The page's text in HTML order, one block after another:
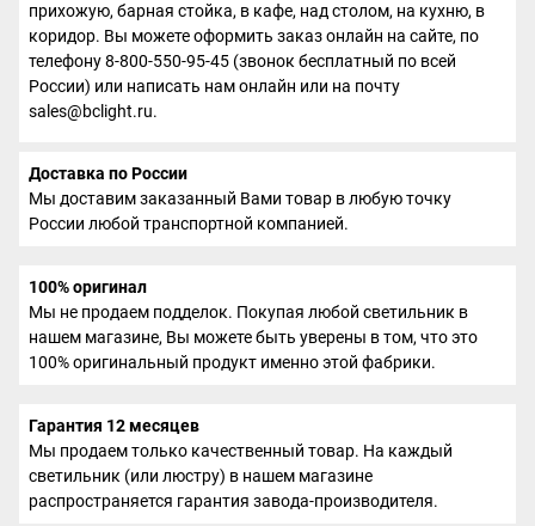
прихожую, барная стойка, в кафе, над столом, на кухню, в
коридор. Вы можете оформить заказ онлайн на сайте, по
телефону 8-800-550-95-45 (звонок бесплатный по всей
России) или написать нам онлайн или на почту
sales@bclight.ru.
Доставка по России
Мы доставим заказанный Вами товар в любую точку
России любой транспортной компанией.
100% оригинал
Мы не продаем подделок. Покупая любой светильник в
нашем магазине, Вы можете быть уверены в том, что это
100% оригинальный продукт именно этой фабрики.
Гарантия 12 месяцев
Мы продаем только качественный товар. На каждый
светильник (или люстру) в нашем магазине
распространяется гарантия завода-производителя.